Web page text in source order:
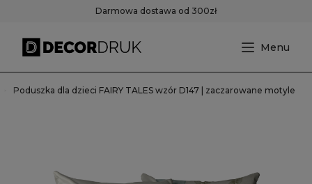
Darmowa dostawa od 300zł
Poduszka dla dzieci FAIRY TALES wzór D147 | zaczarowane motyle